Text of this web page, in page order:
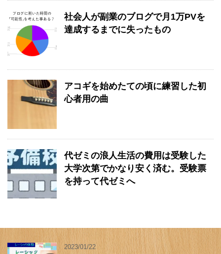
社会人が副業のブログで月1万PVを
達成するまでに失ったもの
アコギを始めたての頃に練習した初
心者用の曲
代ゼミの浪人生活の費用は受験した
大学次第でかなり安く済む。受験票
を持って代ゼミへ
2023/01/22